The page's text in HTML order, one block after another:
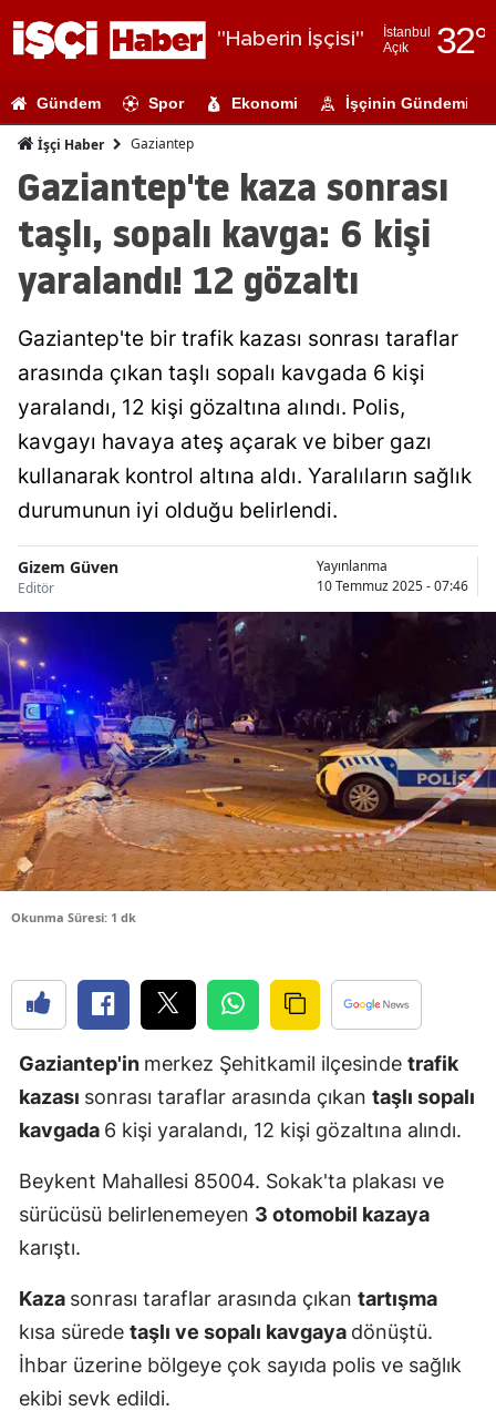
"Haberin İşçisi"
İstanbul
Açık
32°
Adıyaman
Ağrı
Amasya
Antalya
Artvin
Balıkesir
Bitlis
Burdur
Bursa
Çanakkale
Çankırı
Çorum
Diyarbakır
Edirne
Elazığ
Erzincan
Giresun
Gümüşhane
Hakkari
Gündem Spor Ekonomi İşçinin Gündemi
İşçi Haber Gaziantep
Gaziantep'te kaza sonrası
taşlı, sopalı kavga: 6 kişi
yaralandı! 12 gözaltı
Gaziantep'te bir trafik kazası sonrası taraflar
arasında çıkan taşlı sopalı kavgada 6 kişi
yaralandı, 12 kişi gözaltına alındı. Polis,
kavgayı havaya ateş açarak ve biber gazı
kullanarak kontrol altına aldı. Yaralıların sağlık
durumunun iyi olduğu belirlendi.
Gizem Güven
Editör
Yayınlanma
10 Temmuz 2025 - 07:46
Okunma Süresi: 1 dk
Gaziantep'in merkez Şehitkamil ilçesinde trafik
kazası sonrası taraflar arasında çıkan taşlı sopalı
kavgada 6 kişi yaralandı, 12 kişi gözaltına alındı.
Beykent Mahallesi 85004. Sokak'ta plakası ve
sürücüsü belirlenemeyen 3 otomobil kazaya
karıştı.
Kaza sonrası taraflar arasında çıkan tartışma
kısa sürede taşlı ve sopalı kavgaya dönüştü.
İhbar üzerine bölgeye çok sayıda polis ve sağlık
ekibi sevk edildi.